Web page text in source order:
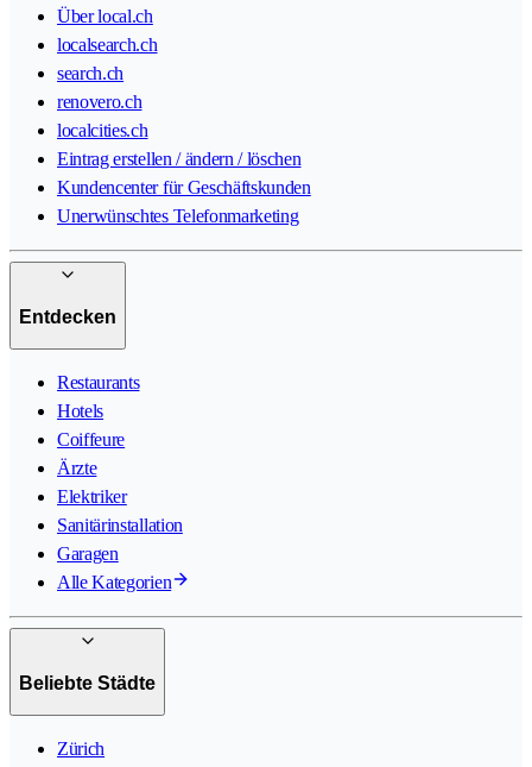
Über local.ch
localsearch.ch
search.ch
renovero.ch
localcities.ch
Eintrag erstellen / ändern / löschen
Kundencenter für Geschäftskunden
Unerwünschtes Telefonmarketing
Entdecken
Restaurants
Hotels
Coiffeure
Ärzte
Elektriker
Sanitärinstallation
Garagen
Alle Kategorien
Beliebte Städte
Zürich